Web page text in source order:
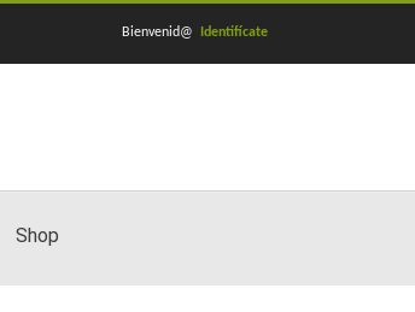
Bienvenid@ Identifícate
Shop